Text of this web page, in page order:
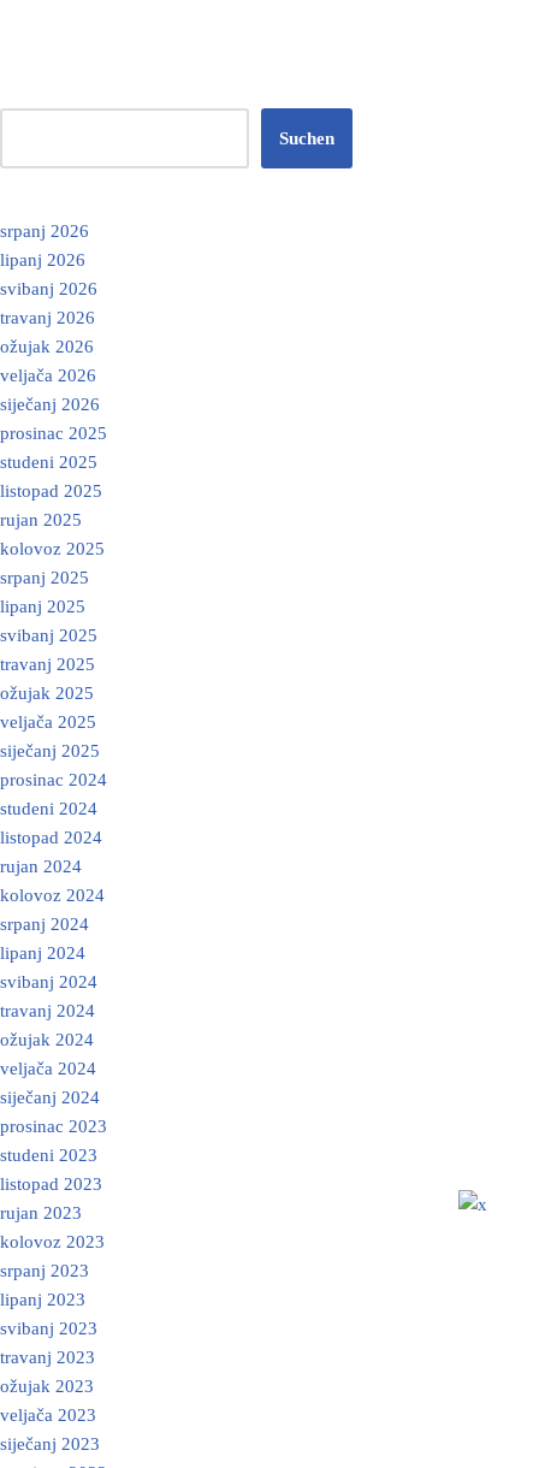
Suchen
srpanj 2026
lipanj 2026
svibanj 2026
travanj 2026
ožujak 2026
veljača 2026
siječanj 2026
prosinac 2025
studeni 2025
listopad 2025
rujan 2025
kolovoz 2025
srpanj 2025
lipanj 2025
svibanj 2025
travanj 2025
ožujak 2025
veljača 2025
siječanj 2025
prosinac 2024
studeni 2024
listopad 2024
rujan 2024
kolovoz 2024
srpanj 2024
lipanj 2024
svibanj 2024
travanj 2024
ožujak 2024
veljača 2024
siječanj 2024
prosinac 2023
studeni 2023
listopad 2023
rujan 2023
kolovoz 2023
srpanj 2023
lipanj 2023
svibanj 2023
travanj 2023
ožujak 2023
veljača 2023
siječanj 2023